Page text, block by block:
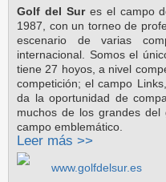
Golf del Sures el campo
1987, con un torneo de
escenario de varias
internacional. Somos el
tiene 27 hoyos, a nivel
competición; el campo
da la oportunidad de
muchos de los grandes
campo emblemático.
Leer más >>
www.golfdelsur.es